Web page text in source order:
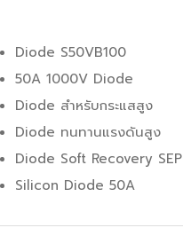
Diode S50VB100
50A 1000V Diode
Diode สำหรับกระแสสูง
Diode ทนทานแรงดันสูง
Diode Soft Recovery SEP
Silicon Diode 50A